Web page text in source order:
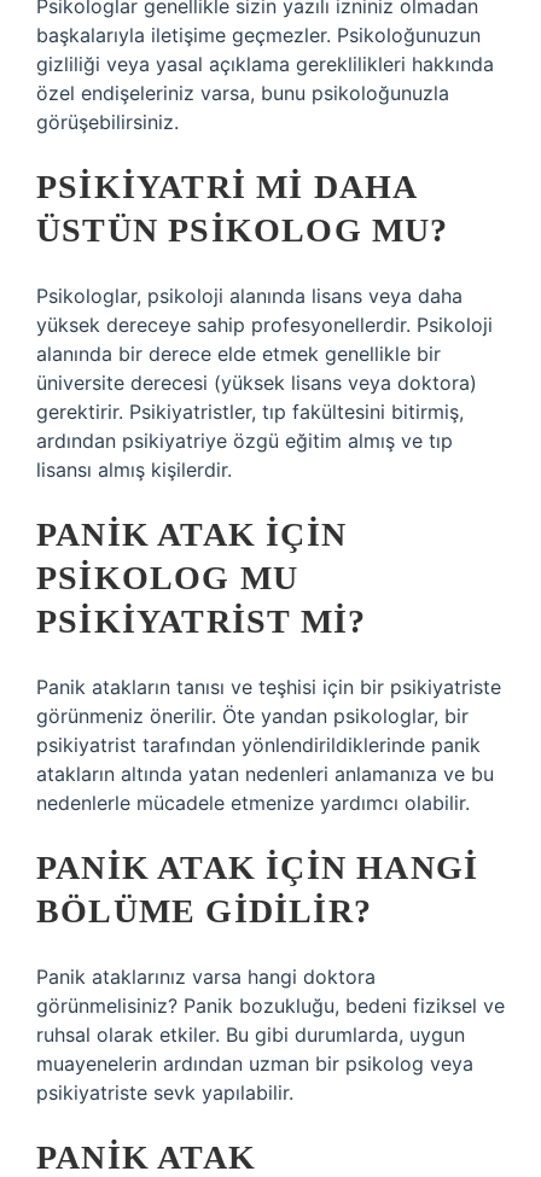
Psikologlar genellikle sizin yazılı izniniz olmadan
başkalarıyla iletişime geçmezler. Psikoloğunuzun
gizliliği veya yasal açıklama gereklilikleri hakkında
özel endişeleriniz varsa, bunu psikoloğunuzla
görüşebilirsiniz.
PSIKIYATRI MI DAHA
ÜSTÜN PSIKOLOG MU?
Psikologlar, psikoloji alanında lisans veya daha
yüksek dereceye sahip profesyonellerdir. Psikoloji
alanında bir derece elde etmek genellikle bir
üniversite derecesi (yüksek lisans veya doktora)
gerektirir. Psikiyatristler, tıp fakültesini bitirmiş,
ardından psikiyatriye özgü eğitim almış ve tıp
lisansı almış kişilerdir.
PANIK ATAK IÇIN
PSIKOLOG MU
PSIKIYATRIST MI?
Panik atakların tanısı ve teşhisi için bir psikiyatriste
görünmeniz önerilir. Öte yandan psikologlar, bir
psikiyatrist tarafından yönlendirildiklerinde panik
atakların altında yatan nedenleri anlamanıza ve bu
nedenlerle mücadele etmenize yardımcı olabilir.
PANIK ATAK IÇIN HANGI
BÖLÜME GIDILIR?
Panik ataklarınız varsa hangi doktora
görünmelisiniz? Panik bozukluğu, bedeni fiziksel ve
ruhsal olarak etkiler. Bu gibi durumlarda, uygun
muayenelerin ardından uzman bir psikolog veya
psikiyatriste sevk yapılabilir.
PANIK ATAK